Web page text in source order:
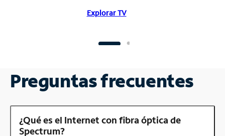
Explorar TV
Preguntas frecuentes
¿Qué es el Internet con fibra óptica de
Spectrum?